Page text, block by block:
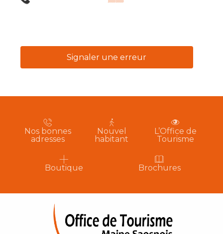
Signaler une erreur
Nos bonnes
adresses
Nouvel
habitant
L’Office de
Tourisme
Boutique Brochures